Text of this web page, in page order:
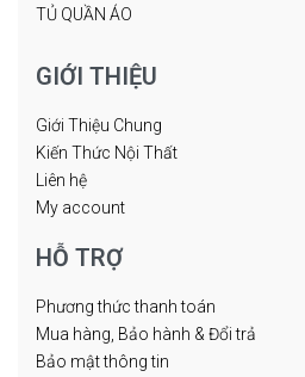
TỦ QUẦN ÁO
GIỚI THIỆU
Giới Thiệu Chung
Kiến Thức Nội Thất
Liên hệ
My account
HỖ TRỢ
Phương thức thanh toán
Mua hàng, Bảo hành & Đổi trả
Bảo mật thông tin